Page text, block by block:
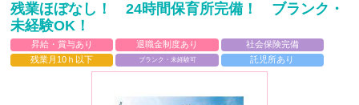
残業ほぼなし！ 24時間保育所完備！ ブランク・
未経験OK！
昇給・賞与あり 退職金制度あり
社会保険完備
残業月10ｈ以下
ブランク・未経験可 託児所あり